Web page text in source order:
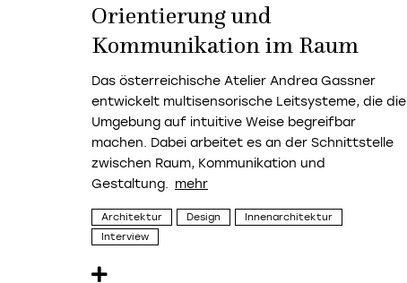
Orientierung und
Kommunikation im Raum
Das österreichische Atelier Andrea Gassner
entwickelt multisensorische Leitsysteme, die die
Umgebung auf intuitive Weise begreifbar
machen. Dabei arbeitet es an der Schnittstelle
zwischen Raum, Kommunikation und
Gestaltung.
Architektur Design
Innenarchitektur
Interview